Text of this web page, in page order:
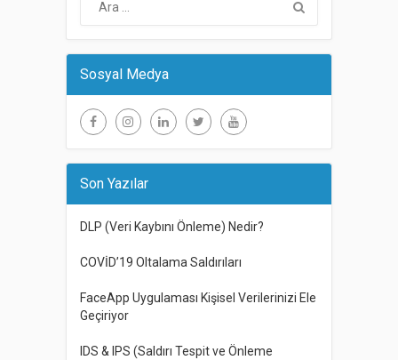
Sosyal Medya
Son Yazılar
DLP (Veri Kaybını Önleme) Nedir?
COVİD’19 Oltalama Saldırıları
FaceApp Uygulaması Kişisel Verilerinizi Ele
Geçiriyor
IDS & IPS (Saldırı Tespit ve Önleme